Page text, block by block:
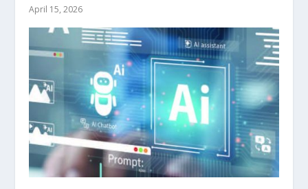
April 15, 2026